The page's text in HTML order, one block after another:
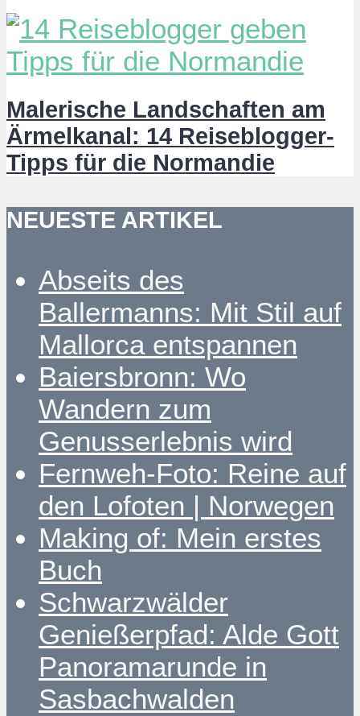
Malerische Landschaften am
Ärmelkanal: 14 Reiseblogger-
Tipps für die Normandie
NEUESTE ARTIKEL
Abseits des
Ballermanns: Mit Stil auf
Mallorca entspannen
Baiersbronn: Wo
Wandern zum
Genusserlebnis wird
Fernweh-Foto: Reine auf
den Lofoten | Norwegen
Making of: Mein erstes
Buch
Schwarzwälder
Genießerpfad: Alde Gott
Panoramarunde in
Sasbachwalden